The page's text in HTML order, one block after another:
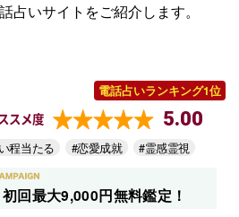
占いサイトをご紹介します。
電話占いランキング1位
スメ度 5.00
程当たる #恋愛成就 #霊感霊視
初回最大9,000円無料鑑定！